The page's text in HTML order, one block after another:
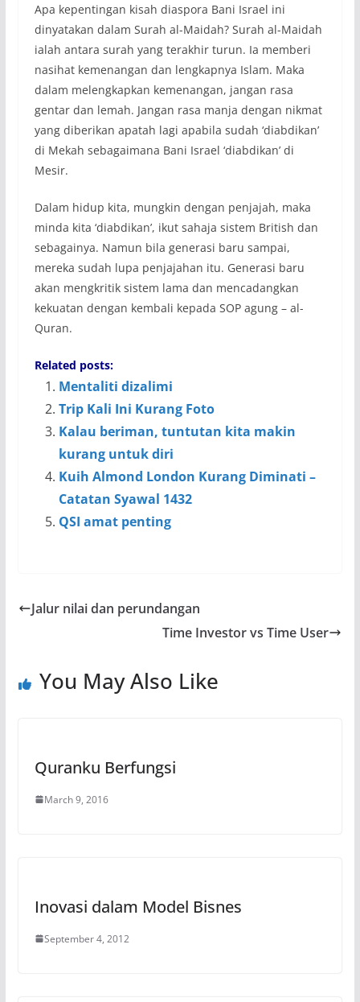
Apa kepentingan kisah diaspora Bani Israel ini
dinyatakan dalam Surah al-Maidah? Surah al-Maidah
ialah antara surah yang terakhir turun. Ia memberi
nasihat kemenangan dan lengkapnya Islam. Maka
dalam melengkapkan kemenangan, jangan rasa
gentar dan lemah. Jangan rasa manja dengan nikmat
yang diberikan apatah lagi apabila sudah ‘diabdikan’
di Mekah sebagaimana Bani Israel ‘diabdikan’ di
Mesir.
Dalam hidup kita, mungkin dengan penjajah, maka
minda kita ‘diabdikan’, ikut sahaja sistem British dan
sebagainya. Namun bila generasi baru sampai,
mereka sudah lupa penjajahan itu. Generasi baru
akan mengkritik sistem lama dan mencadangkan
kekuatan dengan kembali kepada SOP agung – al-
Quran.
Related posts:
Mentaliti dizalimi
Trip Kali Ini Kurang Foto
Kalau beriman, tuntutan kita makin
kurang untuk diri
Kuih Almond London Kurang Diminati –
Catatan Syawal 1432
QSI amat penting
Jalur nilai dan perundangan
Time Investor vs Time User
You May Also Like
Quranku Berfungsi
March 9, 2016
Inovasi dalam Model Bisnes
September 4, 2012